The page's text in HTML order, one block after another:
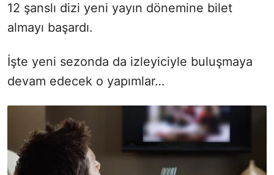
12 şanslı dizi yeni yayın dönemine bilet
almayı başardı.
İşte yeni sezonda da izleyiciyle buluşmaya
devam edecek o yapımlar…